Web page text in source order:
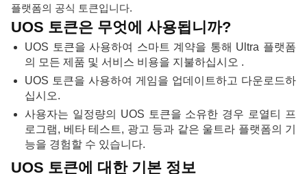
플랫폼의 공식 토큰입니다.
UOS 토큰은 무엇에 사용됩니까?
UOS 토큰을 사용하여 스마트 계약을 통해 Ultra 플랫폼
의 모든 제품 및 서비스 비용을 지불하십시오 .
UOS 토큰을 사용하여 게임을 업데이트하고 다운로드하
십시오.
사용자는 일정량의 UOS 토큰을 소유한 경우 로열티 프
로그램, 베타 테스트, 광고 등과 같은 울트라 플랫폼의 기
능을 경험할 수 있습니다.
UOS 토큰에 대한 기본 정보